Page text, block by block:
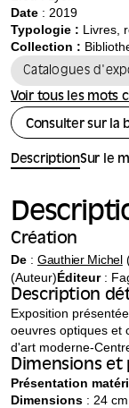
Date : 2019
Typologie : Livres,
Collection :
Catalogues
Voir tous les mots
Consulter sur la
DescriptionSur le
Création
De : Gauthier Michel
(Auteur)Éditeur:
Description
Exposition
oeuvres optiques et
d'art moderne-
Dimensions et
Présentation
Dimensions : 24 cm